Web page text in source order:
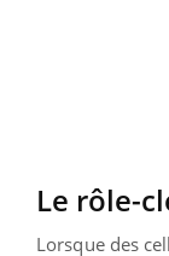
Le rôle-
Lorsque des